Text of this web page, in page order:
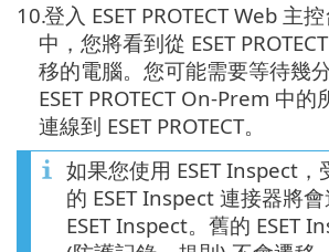
10.登入 ESET PROTECT Web 主
中，您將看到從 ESET
移的電腦。您可能需要等待幾
ESET PROTECT On-Prem 中
連線到 ESET PROTECT。
如果您使用 ESET Inspect，
的 ESET Inspect 連接器將
ESET Inspect。舊的 ESET